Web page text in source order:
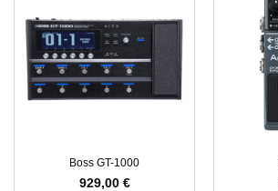
Boss GT-1000
929,00 €